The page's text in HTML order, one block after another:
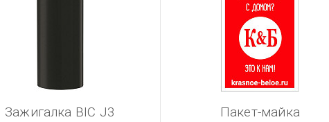
Зажигалка BIC J3
Пакет-майка